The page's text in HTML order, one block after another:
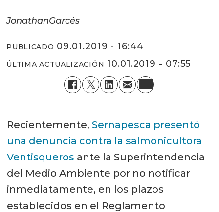
JonathanGarcés
PUBLICADO 09.01.2019 - 16:44
ÚLTIMA ACTUALIZACIÓN 10.01.2019 - 07:55
Recientemente, Sernapesca presentó
una denuncia contra la salmonicultora
Ventisqueros ante la Superintendencia
del Medio Ambiente por no notificar
inmediatamente, en los plazos
establecidos en el Reglamento